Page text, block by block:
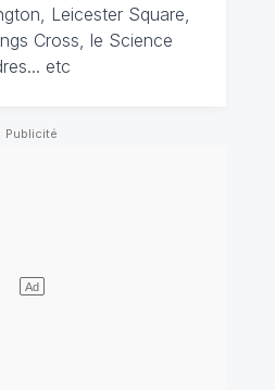
Leicester Square,
Cross, le Science
etc